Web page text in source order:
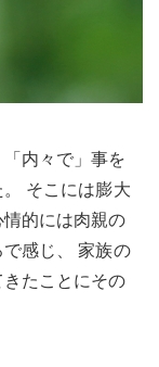
内々で」事を
そこには膨大
的には肉親の
で感じ、 家族の
たことにその